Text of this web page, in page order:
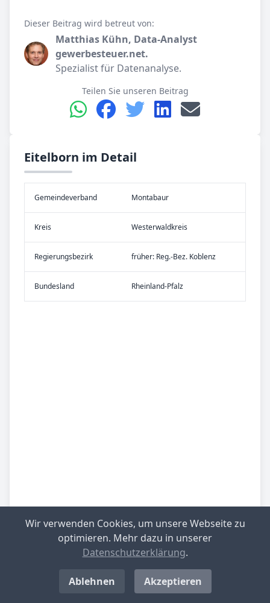
Dieser Beitrag wird betreut von:
Matthias Kühn, Data-Analyst
gewerbesteuer.net.
Spezialist für Datenanalyse.
Teilen Sie unseren Beitrag
Eitelborn im Detail
Gemeinde­verband Montabaur
Kreis Westerwaldkreis
Re­gier­ungs­bezirk früher: Reg.-Bez. Koblenz
Bundes­land Rheinland-Pfalz
Be­sied­lung mittlere Besiedlungsdichte
Be­lieb­te Rei­se­zie­le Westerwald
Wir verwenden Cookies, um unsere Webseite zu
optimieren. Mehr dazu in unserer
Datenschutzerklärung.
Ablehnen Akzeptieren